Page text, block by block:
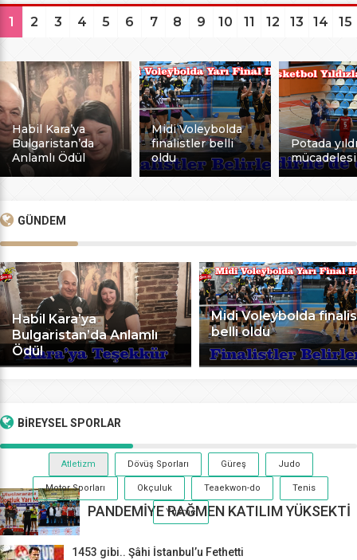
1 2 3 4 5 6 7 8 9 10 11 12 13 14 15
Habil Kara’ya
Bulgaristan’da
Anlamlı Ödül
Midi Voleybolda
finalistler belli
oldu
Potada
mücadelesi
GÜNDEM
Habil Kara’ya
Bulgaristan’da Anlamlı
Ödül
Midi Voleybolda
belli oldu
BİREYSELSPORLAR
Atletizm Dövüş Sporları Güreş Judo
Motor Sporları Okçuluk Teaekwon-do Tenis
Yüzme
PANDEMİYE RAĞMEN KATILIM YÜKSEKTİ
1453 gibi.. Şâhi İstanbul’u Fethetti